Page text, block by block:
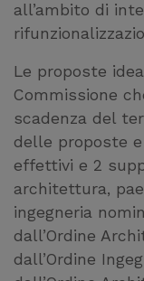
all’ambito di
Le proposte
Commissione
scadenza del
delle proposte
effettivi e 2
architettura,
ingegneria
dall’Ordine
dall’Ordine